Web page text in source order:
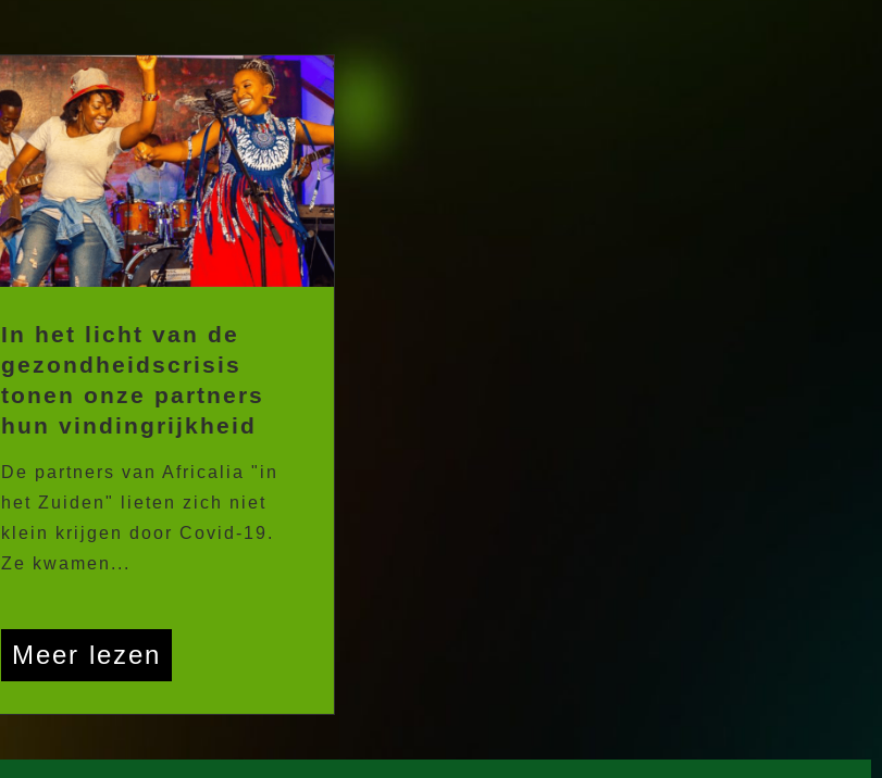
In het licht van de
gezondheidscrisis
tonen onze partners
hun vindingrijkheid
De partners van Africalia "in
het Zuiden" lieten zich niet
klein krijgen door Covid-19.
Ze kwamen...
Meer lezen